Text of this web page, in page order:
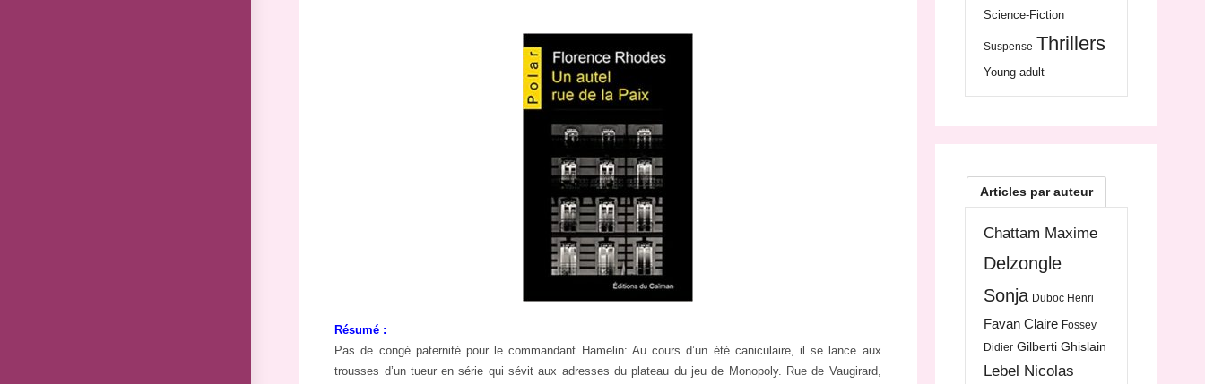
Résumé :
Pas de congé paternité pour le commandant Hamelin: Au cours d’un été caniculaire, il se lance aux
trousses d’un tueur en série qui sévit aux adresses du plateau du jeu de Monopoly. Rue de Vaugirard,
Science-Fiction
Suspense Thrillers
Young adult
Articles par auteur
Chattam Maxime
Delzongle
Sonja Duboc Henri
Favan Claire Fossey
Didier Gilberti Ghislain
Lebel Nicolas